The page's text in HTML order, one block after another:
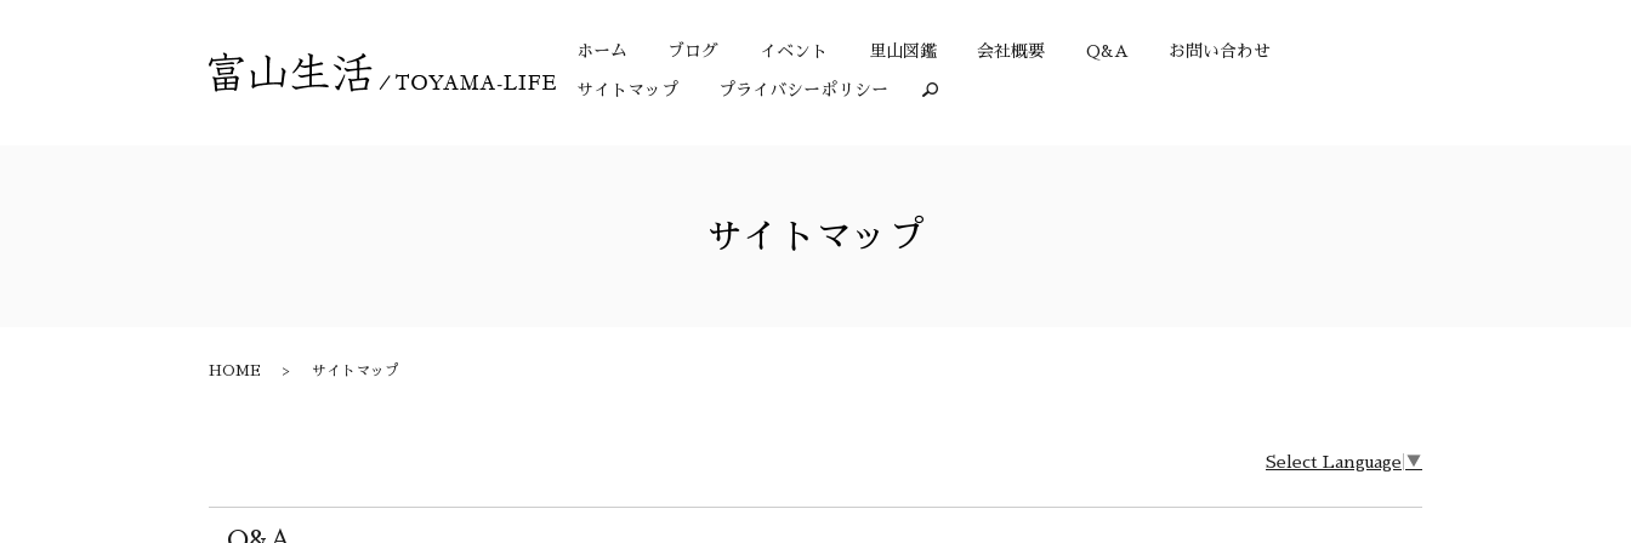
ホーム ブログ イベント 里山図鑑 会社概要 Q&A お問い合わせ
サイトマップ プライバシーポリシー search
サイトマップ
HOME サイトマップ
Select Language ▼